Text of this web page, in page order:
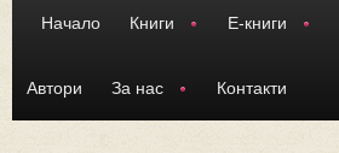
Начало Книги Е-книги
Автори За нас Контакти